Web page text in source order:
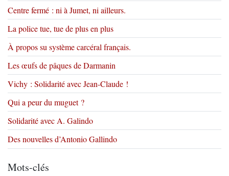
Centre fermé : ni à Jumet, ni ailleurs.
La police tue, tue de plus en plus
À propos su système carcéral français.
Les œufs de pâques de Darmanin
Vichy : Solidarité avec Jean-Claude !
Qui a peur du muguet ?
Solidarité avec A. Galindo
Des nouvelles d’Antonio Gallindo
Mots-clés